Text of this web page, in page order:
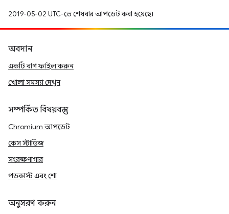
2019-05-02 UTC-তে শেষবার আপডেট করা হয়েছে।
অবদান
একটি বাগ ফাইল করুন
খোলা সমস্যা দেখুন
সম্পর্কিত বিষয়বস্তু
Chromium আপডেট
কেস স্টাডিজ
সংরক্ষণাগার
পডকাস্ট এবং শো
অনুসরণ করুন